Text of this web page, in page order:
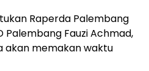
Raperda Palembang
Palembang Fauzi Achmad,
akan memakan waktu